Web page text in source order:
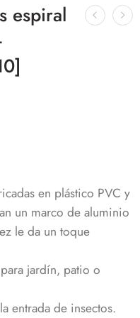
espiral
en plástico PVC y
un marco de aluminio
le da un toque
jardín, patio o
entrada de insectos.